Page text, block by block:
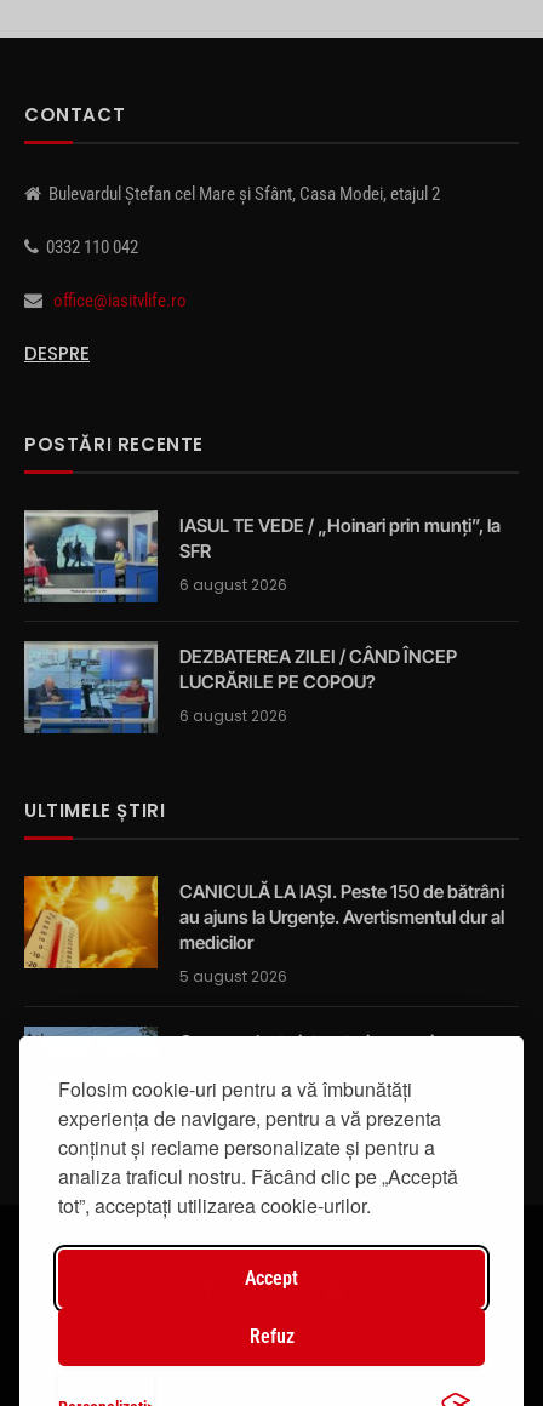
Folosim cookie-uri pentru a vă îmbunătăți
experiența de navigare, pentru a vă prezenta
conținut și reclame personalizate și pentru a
analiza traficul nostru. Făcând clic pe „Acceptă
tot”, acceptați utilizarea cookie-urilor.
Accept
Refuz
CONTACT
Bulevardul Ștefan cel Mare și Sfânt, Casa Modei, etajul 2
0332 110 042
office@iasitvlife.ro
DESPRE
POSTĂRI RECENTE
IASUL TE VEDE / „Hoinari prin munți”, la
SFR
6 august 2026
DEZBATEREA ZILEI / CÂND ÎNCEP
LUCRĂRILE PE COPOU?
6 august 2026
ULTIMELE ȘTIRI
CANICULĂ LA IAȘI. Peste 150 de bătrâni
au ajuns la Urgențe. Avertismentul dur al
medicilor
5 august 2026
Cum a salvat viața a trei oameni un
întâmplător prin localitatea Breazu
5 august 2026
© 2019 - IasiTV Life. Toate drepturile rezervate.